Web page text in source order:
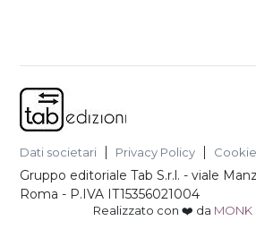
Dati societari Privacy Policy
Gruppo editoriale Tab S.r.l. -viale
Roma - P.IVA IT15356021004
Realizzato con ❤️ da